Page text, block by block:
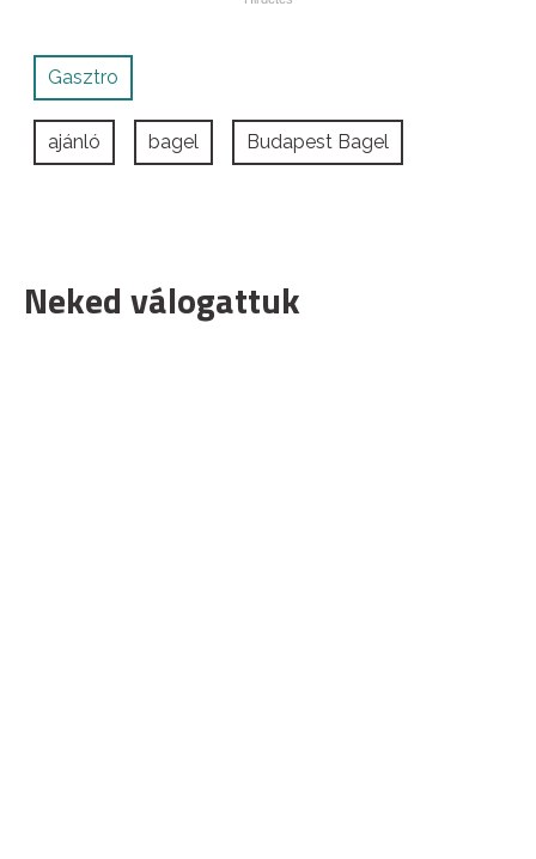
Gasztro
ajánló bagel Budapest Bagel
Neked válogattuk